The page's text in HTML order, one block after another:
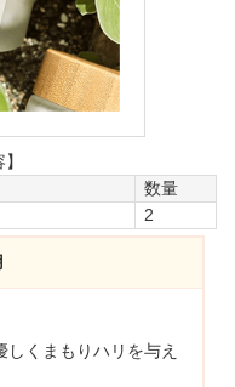
数量
2
くまもりハリを与え